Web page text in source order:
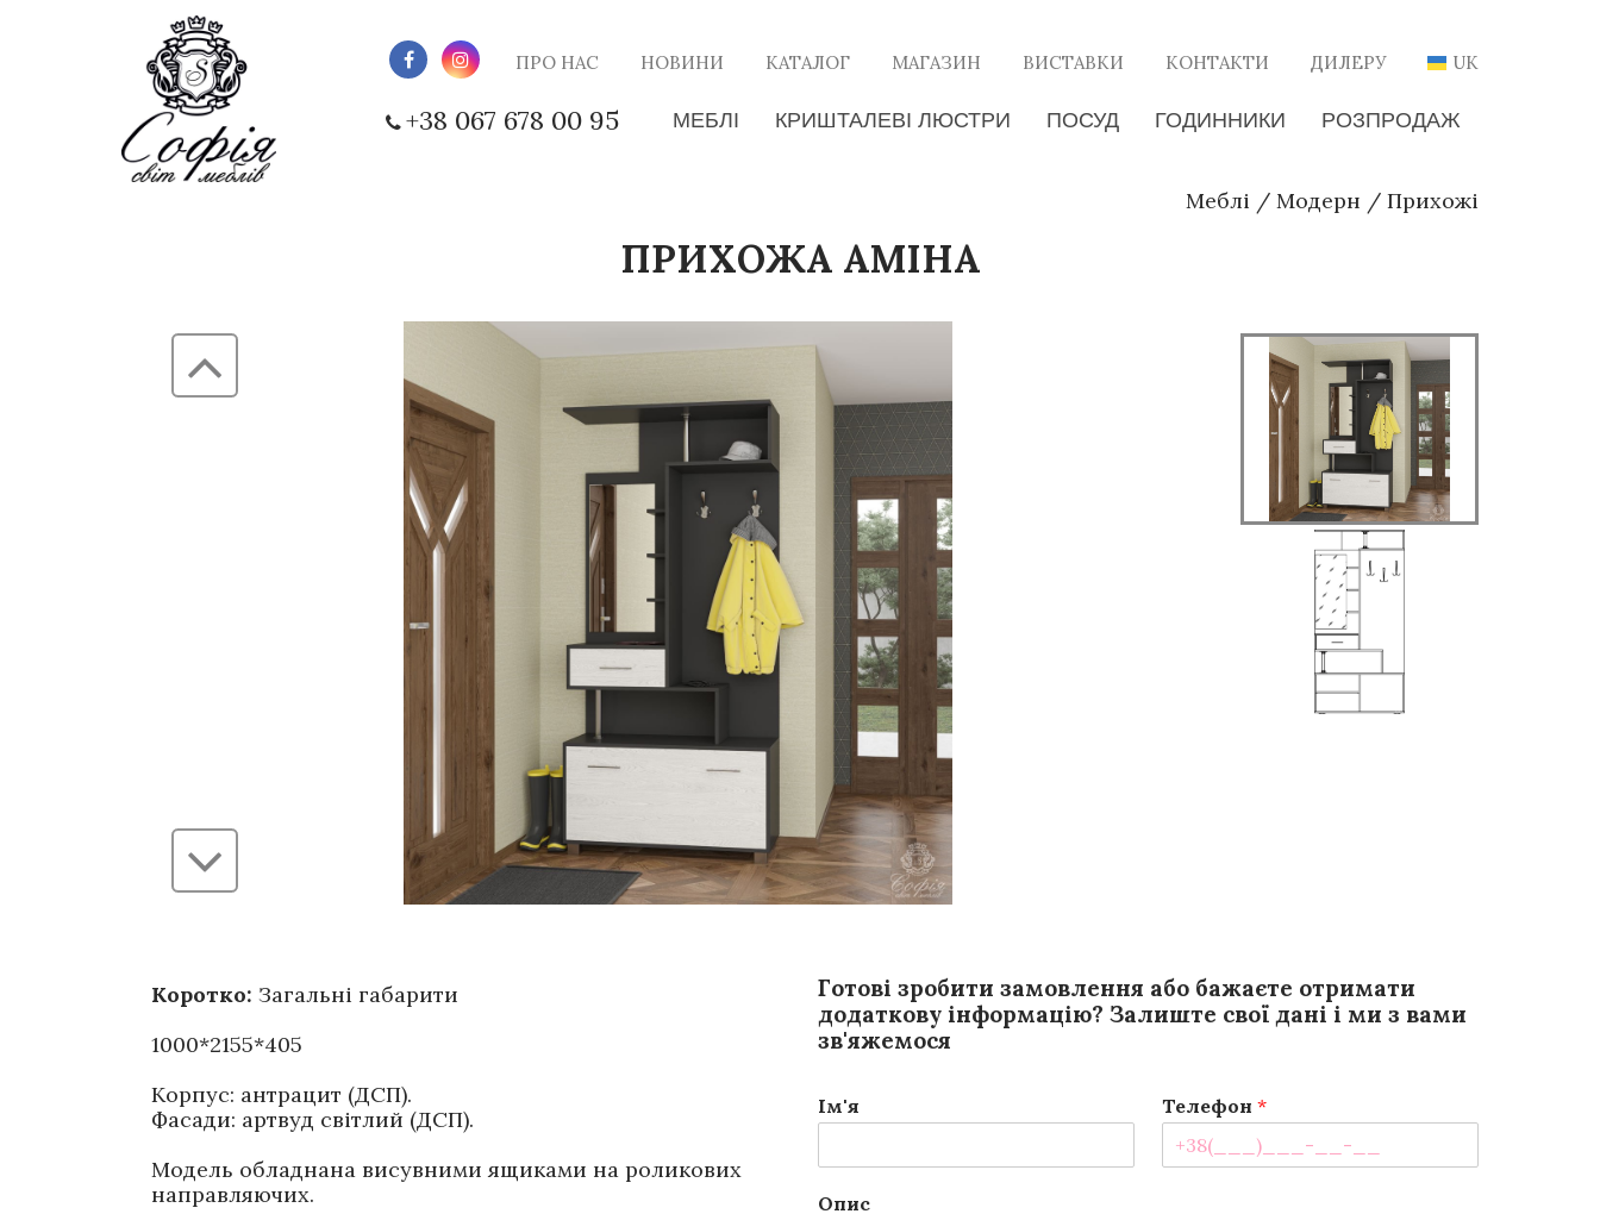
ПРО НАС НОВИНИ КАТАЛОГ МАГАЗИН ВИСТАВКИ КОНТАКТИ ДИЛЕРУ UK
+38 067 678 00 95 МЕБЛІ КРИШТАЛЕВІ ЛЮСТРИ ПОСУД ГОДИННИКИ РОЗПРОДАЖ
Меблі / Модерн / Прихожі
ПРИХОЖА АМІНА
Коротко: Загальні габарити
1000*2155*405
Корпус: антрацит (ДСП).
Фасади: артвуд світлий (ДСП).
Модель обладнана висувними ящиками на роликових
направляючих.
Готові зробити замовлення або бажаєте отримати
додаткову інформацію? Залиште свої дані і ми з вами
зв'яжемося
Ім'я Телефон *
Опис